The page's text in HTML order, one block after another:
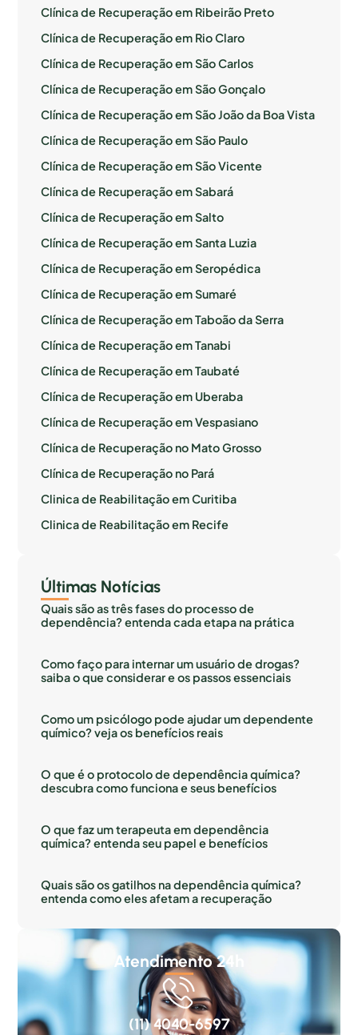
Clínica de Recuperação em Ribeirão Preto
Clínica de Recuperação em Rio Claro
Clínica de Recuperação em São Carlos
Clínica de Recuperação em São Gonçalo
Clínica de Recuperação em São João da Boa Vista
Clínica de Recuperação em São Paulo
Clínica de Recuperação em São Vicente
Clínica de Recuperação em Sabará
Clínica de Recuperação em Salto
Clínica de Recuperação em Santa Luzia
Clínica de Recuperação em Seropédica
Clínica de Recuperação em Sumaré
Clínica de Recuperação em Taboão da Serra
Clínica de Recuperação em Tanabi
Clínica de Recuperação em Taubaté
Clínica de Recuperação em Uberaba
Clínica de Recuperação em Vespasiano
Clínica de Recuperação no Mato Grosso
Clínica de Recuperação no Pará
Clinica de Reabilitação em Curitiba
Clinica de Reabilitação em Recife
Últimas Notícias
Quais são as três fases do processo de
dependência? entenda cada etapa na prática
Como faço para internar um usuário de drogas?
saiba o que considerar e os passos essenciais
Como um psicólogo pode ajudar um dependente
químico? veja os benefícios reais
O que é o protocolo de dependência química?
descubra como funciona e seus benefícios
O que faz um terapeuta em dependência
química? entenda seu papel e benefícios
Quais são os gatilhos na dependência química?
entenda como eles afetam a recuperação
Atendimento 24h
(11) 4040-6597